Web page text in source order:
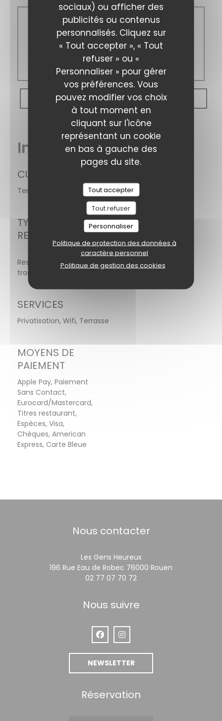
sociaux) ou afficher des
publicités ou contenus
personnalisés. Cliquez sur
« Tout accepter », « Tout
refuser » ou «
Personnaliser » pour gérer
vos préférences. Vous
pouvez modifier vos choix
à tout moment en
cliquant sur l'icône
représentant un cookie
en bas à gauche des
pages du site.
Tout accepter
Tout refuser
Personnaliser
Politique de protection des données à
caractère personnel
Politique de gestion des cookies
Dimanche
Fermé
RÉSERVER
Infos pratiques
CUISINE
Terroir, Traditionnel, Fait maison, Produits frais
TYPE DE
RESTAURANT
Restaurant
traditionnel
SERVICES
Privatisation, Wifi, Terrasse
MOYENS DE
PAIEMENT
Apple Pay, Paiement
Sans Contact,
Eurocard/Mastercard,
Titres restaurant,
Espèces, Visa,
Chèques, American
Express, Carte Bleue
Nous contacter
Les Gens Heureux
196 Rue Eau de Robec 76000 Rouen
02 77 07 70 72
Nous suivre
Facebook ((ouvre une nouvelle
Instagram ((ouvre une
NEWSLETTER
Réservation
Les Gens Heureux